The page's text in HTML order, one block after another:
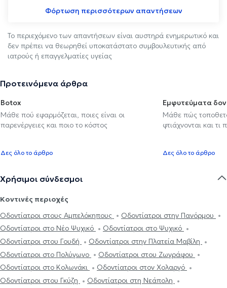
Φόρτωση περισσότερων απαντήσεων
Το περιεχόμενο των απαντήσεων είναι αυστηρά ενημερωτικό και
δεν πρέπει να θεωρηθεί υποκατάστατο συμβουλευτικής από
ιατρούς ή επαγγελματίες υγείας
Προτεινόμενα άρθρα
Botox
Μάθε πού εφαρμόζεται, ποιες είναι οι
παρενέργειες και ποιο το κόστος
Δες όλο το άρθρο
Εμφυτεύματα
Μάθε πώς
φτιάχνονται και τι
Δες όλο το άρθρο
Χρήσιμοι σύνδεσμοι
Κοντινές περιοχές
Οδοντίατροι στους Αμπελόκηπους
Οδοντίατροι στην Πανόρμου
Οδοντίατροι στο Νέο Ψυχικό
Οδοντίατροι στο Ψυχικό
Οδοντίατροι στου Γουδή
Οδοντίατροι στην Πλατεία Μαβίλη
Οδοντίατροι στο Πολύγωνο
Οδοντίατροι στου Ζωγράφου
Οδοντίατροι στο Κολωνάκι
Οδοντίατροι στον Χολαργό
Οδοντίατροι στου Γκύζη
Οδοντίατροι στη Νεάπολη